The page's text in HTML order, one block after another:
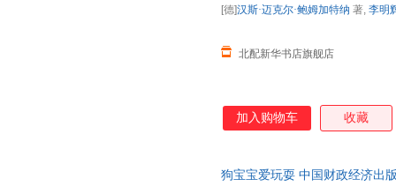
北配新华书店旗舰店
[德]汉斯·迈克尔·鲍姆加特纳 著, 李明
加入购物车 收藏
狗宝宝爱玩耍 中国财政经济出